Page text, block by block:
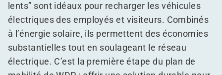
lents” sont idéaux pour recharger les véhicules
électriques des employés et visiteurs. Combinés
à l’énergie solaire, ils permettent des économies
substantielles tout en soulageant le réseau
électrique. C’est la première étape du plan de